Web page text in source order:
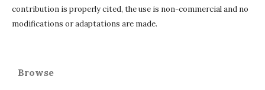
contribution is properly cited, the use is non-commercial and no
modifications or adaptations are made.
Browse